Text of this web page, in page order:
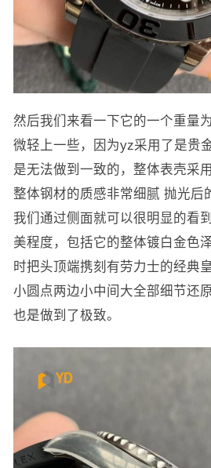
然后我们来看一下它的一个重量
微轻上一些，因为yz采用了是贵
是无法做到一致的，整体表壳采
整体钢材的质感非常细腻 抛光后
我们通过侧面就可以很明显的看
美程度，包括它的整体镀白金色
时把头顶端携刻有劳力士的经典
小圆点两边小中间大全部细节还
也是做到了极致。